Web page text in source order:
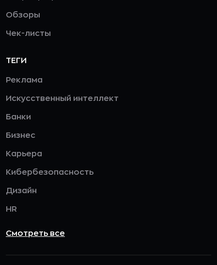
Обзоры
Чек-листы
ТЕГИ
Реклама
Искусственный интеллект
Банки
Бизнес
Карьера
Кибербезопасность
Дизайн
HR
Смотреть все